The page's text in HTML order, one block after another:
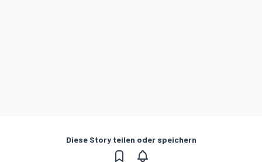
Diese Story teilen oder speichern